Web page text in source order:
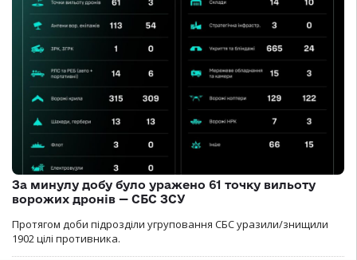
За минулу добу було уражено 61 точку вильоту
ворожих дронів — СБС ЗСУ
Протягом доби підрозділи угруповання СБС уразили/знищили
1902 цілі противника.